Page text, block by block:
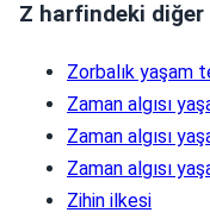
Z harfindeki
Zorbalık yaşam
Zaman algısı
Zaman algısı
Zaman algısı
Zihin ilkesi